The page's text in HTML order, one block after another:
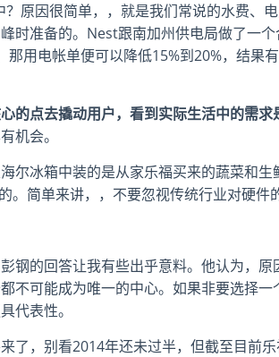
原因很简单，，就是我们常说的水费、
时准备的。Nest跟南加州供电局做了一
用电帐单便可以降低15%到20%，结果
的点去撬动用户，看到实际生活中的需求
机会。
尔冰箱中装的是从家乐福买来的蔬菜和
。简单来讲，，不要忽视传统行业对硬件
钢的回答让我有些出乎意料。他认为，
不可能成为唯一的中心。如果非要选择
代表性。
了，别看2014年还未过半，但截至目前